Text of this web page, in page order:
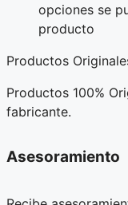
opciones se
producto
Productos
Productos 100%
fabricante.
Asesoramiento